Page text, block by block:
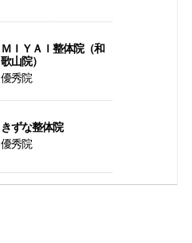
ＭＩＹＡＩ整体院（和
歌山院）
優秀院
きずな整体院
優秀院